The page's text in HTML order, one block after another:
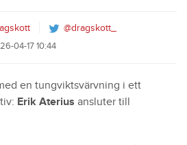
@dragskott_
04-17 10:44
en tungviktsvärvning i ett
Erik Aterius ansluter till